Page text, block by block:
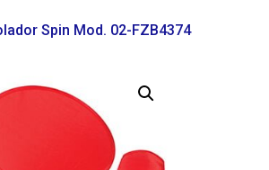
Spin Mod. 02-FZB4374